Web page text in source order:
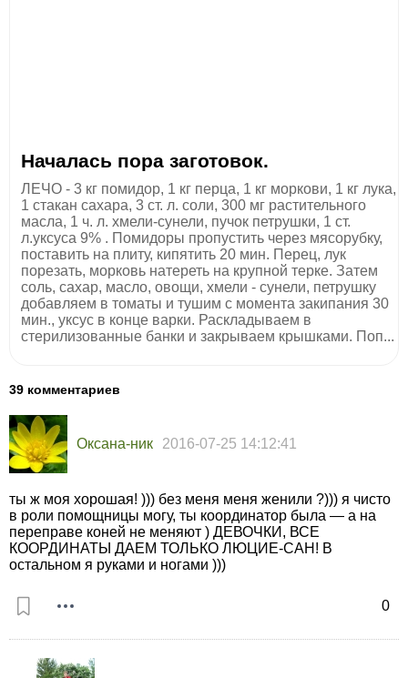
Началась пора заготовок.
ЛЕЧО - 3 кг помидор, 1 кг перца, 1 кг моркови, 1 кг лука,
1 стакан сахара, 3 ст. л. соли, 300 мг растительного
масла, 1 ч. л. хмели-сунели, пучок петрушки, 1 ст.
л.уксуса 9% . Помидоры пропустить через мясорубку,
поставить на плиту, кипятить 20 мин. Перец, лук
порезать, морковь натереть на крупной терке. Затем
соль, сахар, масло, овощи, хмели - сунели, петрушку
добавляем в томаты и тушим с момента закипания 30
мин., уксус в конце варки. Раскладываем в
стерилизованные банки и закрываем крышками. Поп...
39 комментариев
Оксана-ник 2016-07-25 14:12:41
0
ты ж моя хорошая! ))) без меня меня женили ?))) я чисто
в роли помощницы могу, ты координатор была — а на
переправе коней не меняют ) ДЕВОЧКИ, ВСЕ
КООРДИНАТЫ ДАЕМ ТОЛЬКО ЛЮЦИЕ-САН! В
остальном я руками и ногами )))